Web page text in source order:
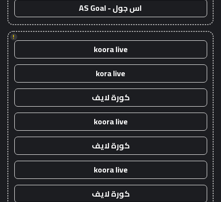
اس جول - AS Goal
!
koora live
kora live
كورة لايف
koora live
كورة لايف
koora live
كورة لايف